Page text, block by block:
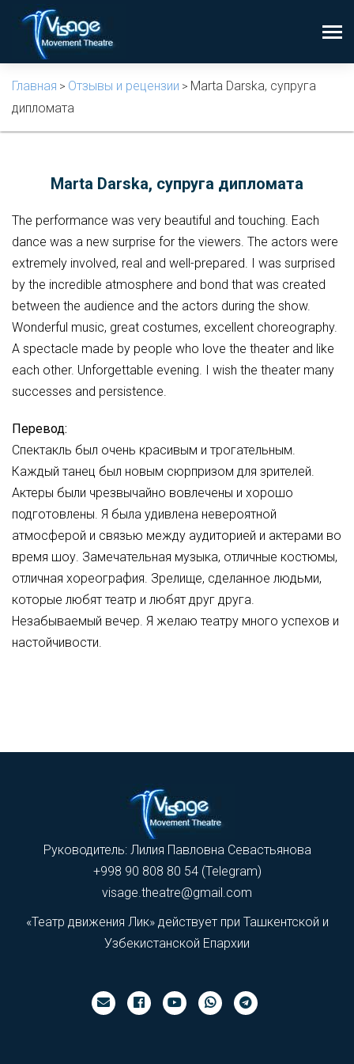
Главная > Отзывы и рецензии > Marta Darska, супруга
дипломата
Marta Darska, супруга дипломата
The performance was very beautiful and touching. Each
dance was a new surprise for the viewers. The actors were
extremely involved, real and well-prepared. I was surprised
by the incredible atmosphere and bond that was created
between the audience and the actors during the show.
Wonderful music, great costumes, excellent choreography.
A spectacle made by people who love the theater and like
each other. Unforgettable evening. I wish the theater many
successes and persistence.
Перевод:
Спектакль был очень красивым и трогательным.
Каждый танец был новым сюрпризом для зрителей.
Актеры были чрезвычайно вовлечены и хорошо
подготовлены. Я была удивлена невероятной
атмосферой и связью между аудиторией и актерами во
время шоу. Замечательная музыка, отличные костюмы,
отличная хореография. Зрелище, сделанное людьми,
которые любят театр и любят друг друга.
Незабываемый вечер. Я желаю театру много успехов и
настойчивости.
Руководитель: Лилия Павловна Севастьянова
+998 90 808 80 54 (Telegram)
visage.theatre@gmail.com
«Театр движения Лик» действует при Ташкентской и
Узбекистанской Епархии